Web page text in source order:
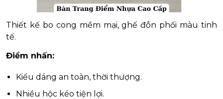
Thiết kế bo cong mềm mại, ghế đôn phối màu tinh
tế.
Điểm nhấn:
Kiểu dáng an toàn, thời thượng.
Nhiều hộc kéo tiện lợi.